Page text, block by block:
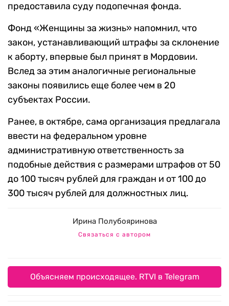
предоставила суду подопечная фонда.
Фонд «Женщины за жизнь» напомнил, что
закон, устанавливающий штрафы за склонение
к аборту, впервые был принят в Мордовии.
Вслед за этим аналогичные региональные
законы появились еще более чем в 20
субъектах России.
Ранее, в октябре, сама организация предлагала
ввести на федеральном уровне
административную ответственность за
подобные действия с размерами штрафов от 50
до 100 тысяч рублей для граждан и от 100 до
300 тысяч рублей для должностных лиц.
Ирина Полубояринова
Связаться с автором
Объясняем происходящее. RTVI в Telegram